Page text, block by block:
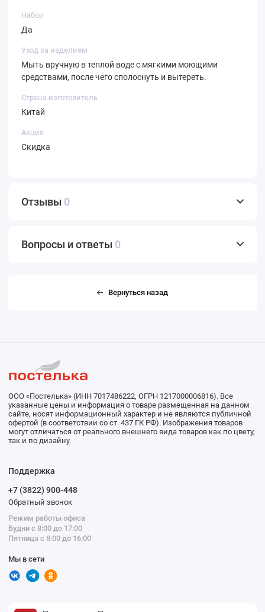
Набор
Да
Уход за изделием
Мыть вручную в теплой воде с мягкими моющими
средствами, после чего сполоснуть и вытереть.
Страна изготовитель
Китай
Акция
Скидка
Отзывы 0
Вопросы и ответы 0
Вернуться назад
ООО «Постелька» (ИНН 7017486222, ОГРН 1217000006816). Все
указанные цены и информация о товаре размещенная на данном
сайте, носят информационный характер и не являются публичной
офертой (в соответствии со ст. 437 ГК РФ). Изображения товаров
могут отличаться от реального внешнего вида товаров как по цвету,
так и по дизайну.
Поддержка
+7 (3822) 900-448
Обратный звонок
Режим работы офиса
Будни с 8:00 до 17:00
Пятница с 8:00 до 16:00
Мы в сети